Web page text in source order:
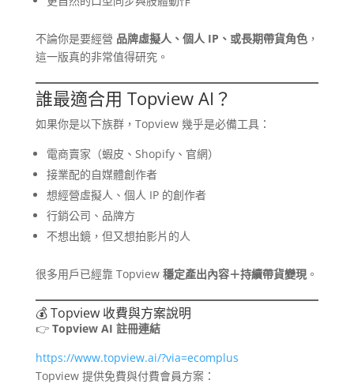
不論你是要經營 品牌虛擬人、個人 IP、或長期帶貨角色，
這一版真的非常值得研究。
誰最適合用 Topview AI？
如果你是以下族群，Topview 幾乎是必備工具：
電商賣家（蝦皮、Shopify、官網）
接業配的自媒體創作者
想經營虛擬人、個人 IP 的創作者
行銷公司、品牌方
不想出鏡，但又想拍影片的人
很多用戶已經靠 Topview 穩定產出內容＋持續帶貨變現。
💰 Topview 收費與方案說明
👉 Topview AI 註冊連結
https://www.topview.ai/?via=ecomplus
Topview 提供免費與付費會員方案：